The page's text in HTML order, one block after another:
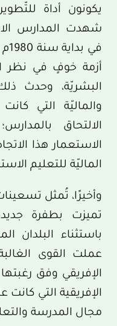
يكونون أداة
شهدت المدارس
أزمة خوفٍ في نظر
البشريّة، وحدث
والماليّة التي
الالتحاق
الاستعمار هذا
الماليّة للتعليم
وأخيرًا، تُمثل
تميزت بطفرة
باستثناء البلدان
عملت القوى
الإفريقي وفق
الإفريقية التي كانت
مجال المدرسة